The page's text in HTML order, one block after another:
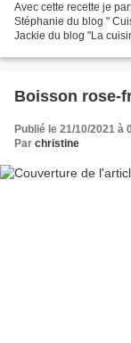
Avec cette recette je
Stéphanie du blog "
Jackie du blog "La
Boisson rose-
Publié le 21/10/2021 à
Par christine